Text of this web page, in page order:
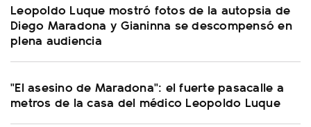
Leopoldo Luque mostró fotos de la autopsia de
Diego Maradona y Gianinna se descompensó en
plena audiencia
"El asesino de Maradona": el fuerte pasacalle a
metros de la casa del médico Leopoldo Luque